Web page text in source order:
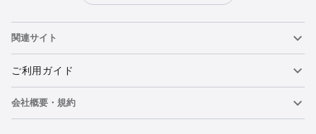
関連サイト
ねんどろいど
ねんどろいどフェイスメーカー
ご利用ガイド
重要なお知らせ
会社概要・規約